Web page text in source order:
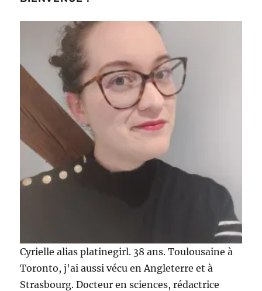
Cyrielle alias platinegirl. 38 ans. Toulousaine à
Toronto, j'ai aussi vécu en Angleterre et à
Strasbourg. Docteur en sciences, rédactrice